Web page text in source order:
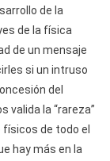
de la
de la física
de un mensaje
si un intruso
del
valida la “rareza”
de todo el
hay más en la